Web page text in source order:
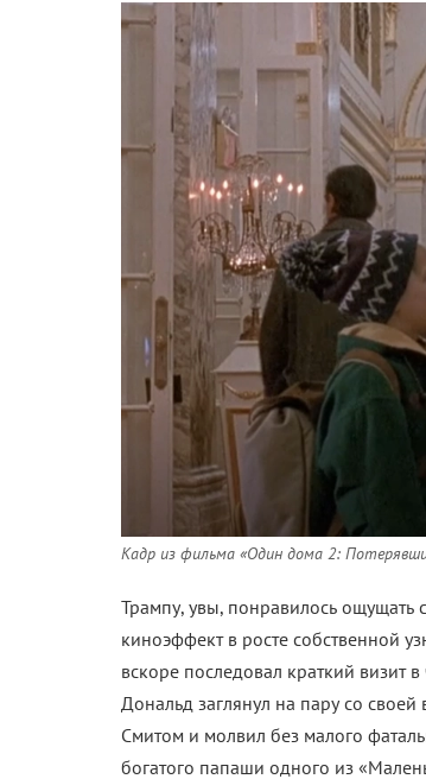
Кадр из фильма «Один дома 2:
Трампу, увы, понравилось ощущать
киноэффект в росте собственной
вскоре последовал краткий визит
Дональд заглянул на пару со
Смитом и молвил без малого
богатого папаши одного из